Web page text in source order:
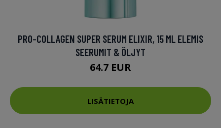
PRO-COLLAGEN SUPER SERUM ELIXIR, 15 ML ELEMIS
SEERUMIT & ÖLJYT
64.7 EUR
LISÄTIETOJA